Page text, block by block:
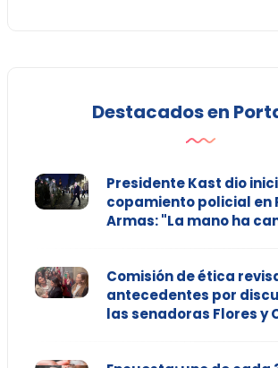
Destacados en
Presidente Kast dio
copamiento policial en
Armas: "La mano ha
Comisión de ética
antecedentes por
las senadoras Flores y